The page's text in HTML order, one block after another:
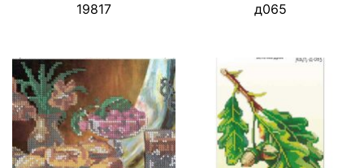
19817 д065